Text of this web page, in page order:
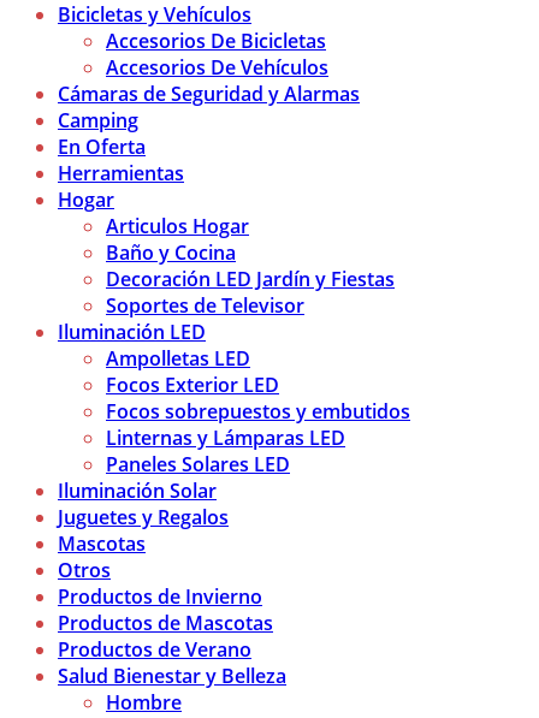
Bicicletas y Vehículos
Accesorios De Bicicletas
Accesorios De Vehículos
Cámaras de Seguridad y Alarmas
Camping
En Oferta
Herramientas
Hogar
Articulos Hogar
Baño y Cocina
Decoración LED Jardín y Fiestas
Soportes de Televisor
Iluminación LED
Ampolletas LED
Focos Exterior LED
Focos sobrepuestos y embutidos
Linternas y Lámparas LED
Paneles Solares LED
Iluminación Solar
Juguetes y Regalos
Mascotas
Otros
Productos de Invierno
Productos de Mascotas
Productos de Verano
Salud Bienestar y Belleza
Hombre